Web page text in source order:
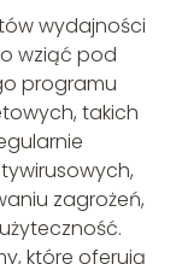
wydajności
wziąć pod
programu
takich
zagrożeń,
które oferują